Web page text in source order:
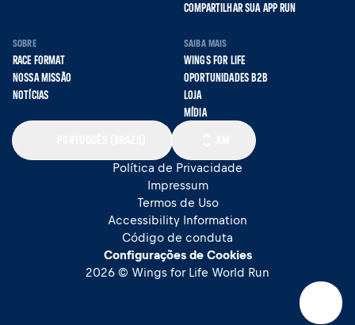
COMPARTILHAR SUA APP RUN
SOBRE
RACE FORMAT
NOSSA MISSÃO
NOTÍCIAS
SAIBA MAIS
WINGS FOR LIFE
OPORTUNIDADES B2B
LOJA
MÍDIA
Política de Privacidade
Impressum
Termos de Uso
Accessibility Information
Código de conduta
Configurações de Cookies
2026 © Wings for Life World Run